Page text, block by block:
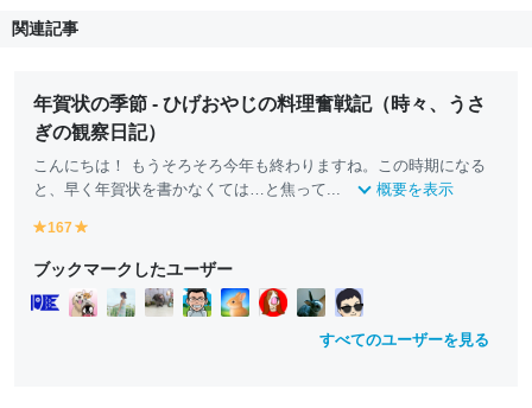
関連記事
年賀状の季節 - ひげおやじの料理奮戦記（時々、うさ
ぎの観察日記）
こんにちは！ もうそろそろ今年も終わりますね。この時期になる
と、早く年賀状を書かなくては…と焦って...
概要を表示
y
ll
o
w
167
ll
o
w
ブックマークしたユーザー
すべてのユーザーを見る